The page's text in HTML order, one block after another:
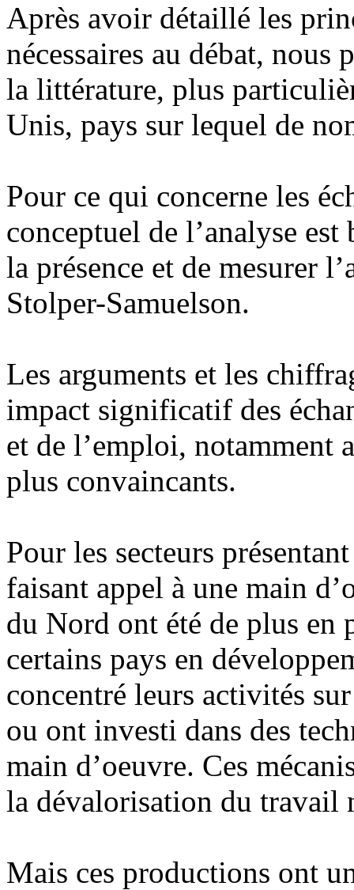
Après avoir détaillé les
nécessaires au débat, nous
la littérature, plus
Unis, pays sur lequel de
Pour ce qui concerne les
conceptuel de l’analyse
la présence et de mesurer
Stolper-Samuelson.
Les arguments et les
impact significatif des
et de l’emploi, notamment
plus convaincants.
Pour les secteurs
faisant appel à une main
du Nord ont été de plus en
certains pays en
concentré leurs activités
ou ont investi dans des
main d’oeuvre. Ces
la dévalorisation du travail
Mais ces productions ont